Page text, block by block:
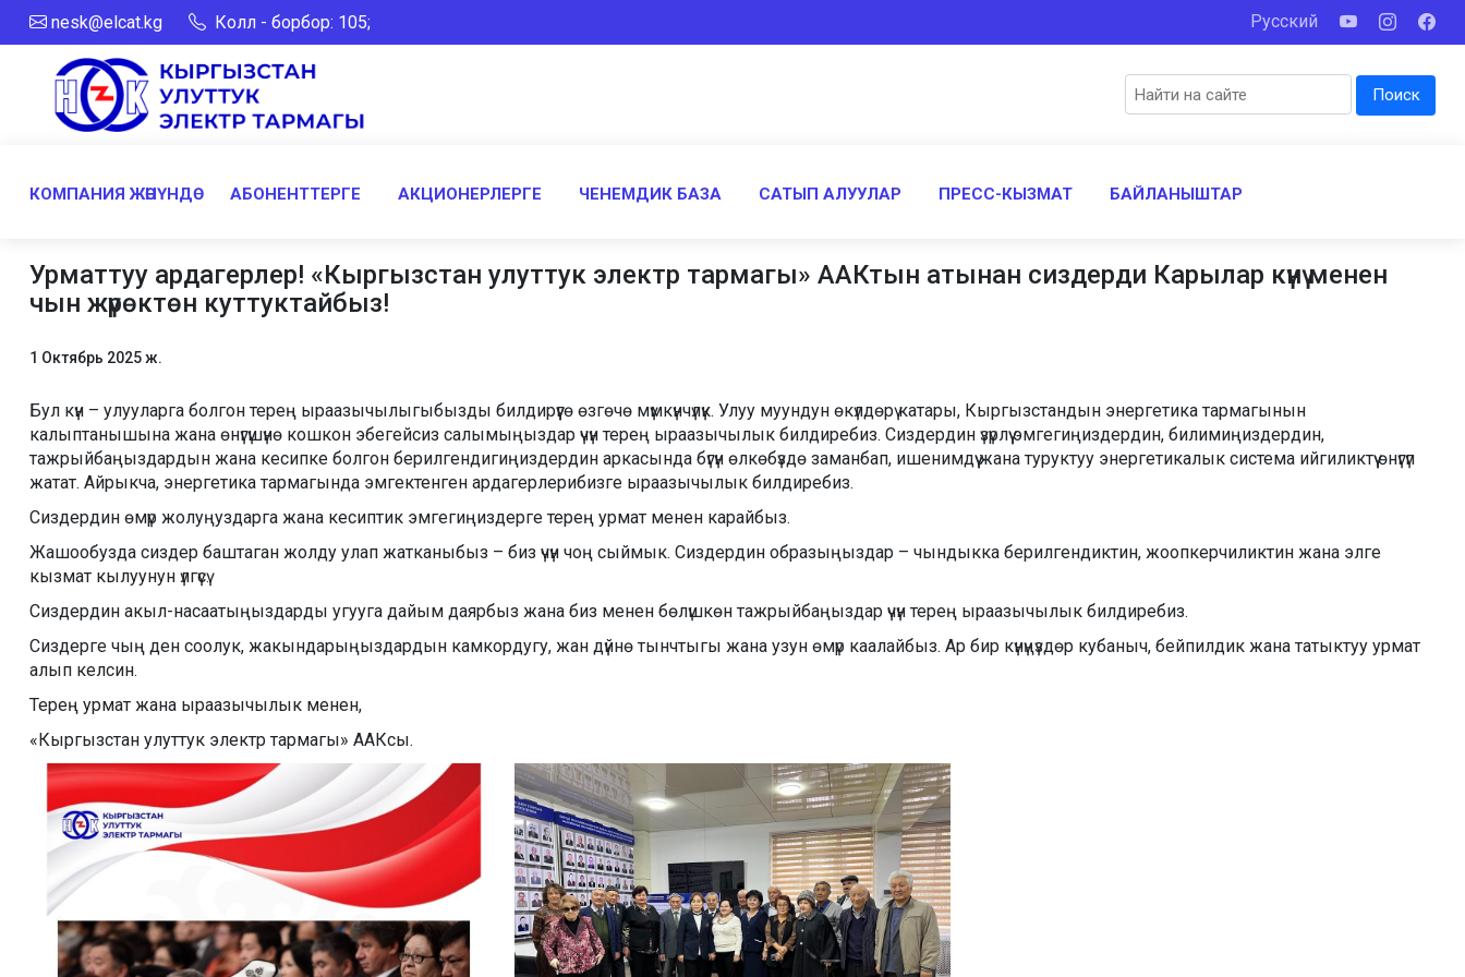
nesk@elcat.kg Колл - борбор: 105; Русский
Поиск
КОМПАНИЯ ЖӨНҮНДӨ АБОНЕНТТЕРГЕ АКЦИОНЕРЛЕРГЕ ЧЕНЕМДИК БАЗА САТЫП АЛУУЛАР ПРЕСС-КЫЗМАТ БАЙЛАНЫШТАР
Урматтуу ардагерлер! «Кыргызстан улуттук электр тармагы» ААКтын атынан сиздерди Карылар күнү менен
чын жүрөктөн куттуктайбыз!
1 Октябрь 2025 ж.
Бул күн – улууларга болгон терең ыраазычылыгыбызды билдирүүгө өзгөчө мүмкүнчүлүк. Улуу муундун өкүлдөрү катары, Кыргызстандын энергетика тармагынын
калыптанышына жана өнүгүшүнө кошкон эбегейсиз салымыңыздар үчүн терең ыраазычылык билдиребиз. Сиздердин үзүрлүү эмгегиңиздердин, билимиңиздердин,
тажрыйбаңыздардын жана кесипке болгон берилгендигиңиздердин аркасында бүгүн өлкөбүздө заманбап, ишенимдүү жана туруктуу энергетикалык система ийгиликтүү өнүгүп
жатат. Айрыкча, энергетика тармагында эмгектенген ардагерлерибизге ыраазычылык билдиребиз.
Сиздердин өмүр жолуңуздарга жана кесиптик эмгегиңиздерге терең урмат менен карайбыз.
Жашообузда сиздер баштаган жолду улап жатканыбыз – биз үчүн чоң сыймык. Сиздердин образыңыздар – чындыкка берилгендиктин, жоопкерчиликтин жана элге
кызмат кылуунун үлгүсү.
Сиздердин акыл-насаатыңыздарды угууга дайым даярбыз жана биз менен бөлүшкөн тажрыйбаңыздар үчүн терең ыраазычылык билдиребиз.
Сиздерге чың ден соолук, жакындарыңыздардын камкордугу, жан дүйнө тынчтыгы жана узун өмүр каалайбыз. Ар бир күнүңүздөр кубаныч, бейпилдик жана татыктуу урмат
алып келсин.
Терең урмат жана ыраазычылык менен,
«Кыргызстан улуттук электр тармагы» ААКсы.